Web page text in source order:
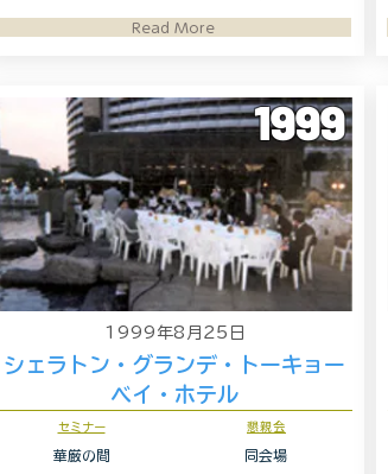
Read More
1999
1999年8月25日
シェラトン・グランデ・トーキョー
ベイ・ホテル
セミナー
華厳の間
懇親会
同会場